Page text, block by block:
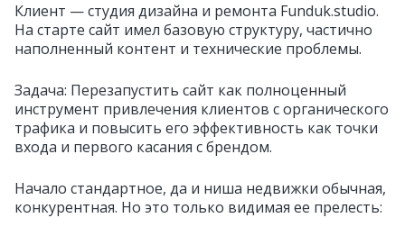
Клиент — студия дизайна и ремонта Funduk.studio.
На старте сайт имел базовую структуру, частично
наполненный контент и технические проблемы.
Задача: Перезапустить сайт как полноценный
инструмент привлечения клиентов с органического
трафика и повысить его эффективность как точки
входа и первого касания с брендом.
Начало стандартное, да и ниша недвижки обычная,
конкурентная. Но это только видимая ее прелесть: